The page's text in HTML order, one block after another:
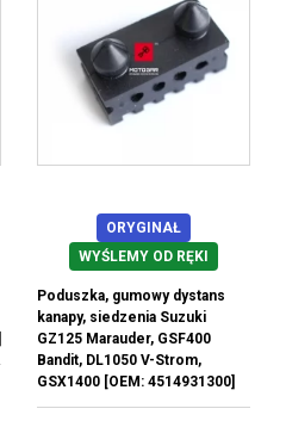
ORYGINAŁ
WYŚLEMY OD RĘKI
Poduszka, gumowy dystans
kanapy, siedzenia Suzuki
GZ125 Marauder, GSF400
Bandit, DL1050 V-Strom,
GSX1400 [OEM: 4514931300]